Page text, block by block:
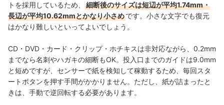
トを採用しているため、
細断後のサイズは短辺が平均1.74mm・
長辺が平均10.62mmとかなり小さめです。小さな文字でも復元
はかなり難しいといってよいでしょう。
CD・DVD・カード・クリップ・ホチキスは非対応ながら、0.2mm
までなら名刺やハガキの細断もOK。 投入口までのガイドは9.0mm
と短めですが、センサーで紙を検知して稼動するため、毎回スタ
ートボタンを押す手間がかかりません。ただし、紙が詰まったと
きは、手動で逆回転する必要があります。